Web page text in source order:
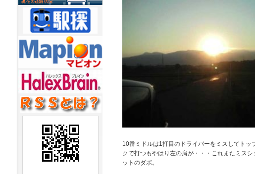
10番ミドルは1打目のドライバーをミスしてトッ
クで打つもやはり左の肩が・・・これまたミス
ットのダボ。